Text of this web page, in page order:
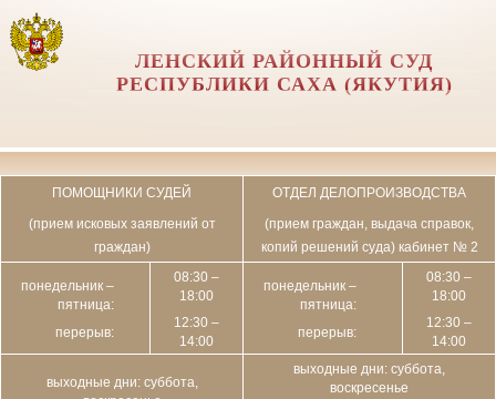
ЛЕНСКИЙ РАЙОННЫЙ СУД
РЕСПУБЛИКИ САХА (ЯКУТИЯ)
ПОМОЩНИКИ СУДЕЙ
(прием исковых заявлений от
граждан)
ОТДЕЛ ДЕЛОПРОИЗВОДСТВА
(прием граждан, выдача справок,
копий решений суда) кабинет № 2
понедельник –
пятница:
перерыв:
08:30 –
18:00
12:30 –
14:00
понедельник –
пятница:
перерыв:
08:30 –
18:00
12:30 –
14:00
выходные дни: суббота,
выходные дни: суббота,
воскресенье